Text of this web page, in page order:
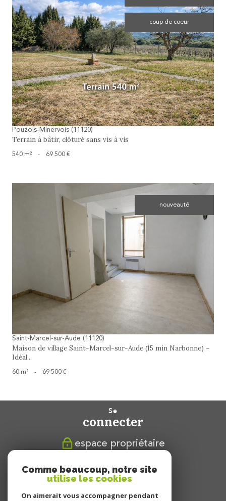
coup de coeur
voir le bien
Pouzols-Minervois (11120)
Terrain à bâtir, clôturé sans vis à vis
540 m² - 69 500 €
nouveauté
voir le bien
Saint-Marcel-sur-Aude (11120)
Maison de village Saint-Marcel-sur-Aude (15 min Narbonne) –
Idéal...
60 m² - 69 500 €
se
connecter
espace propriétaire
nous
suivre
Comme beaucoup, notre site
utilise les cookies
On aimerait vous accompagner pendant